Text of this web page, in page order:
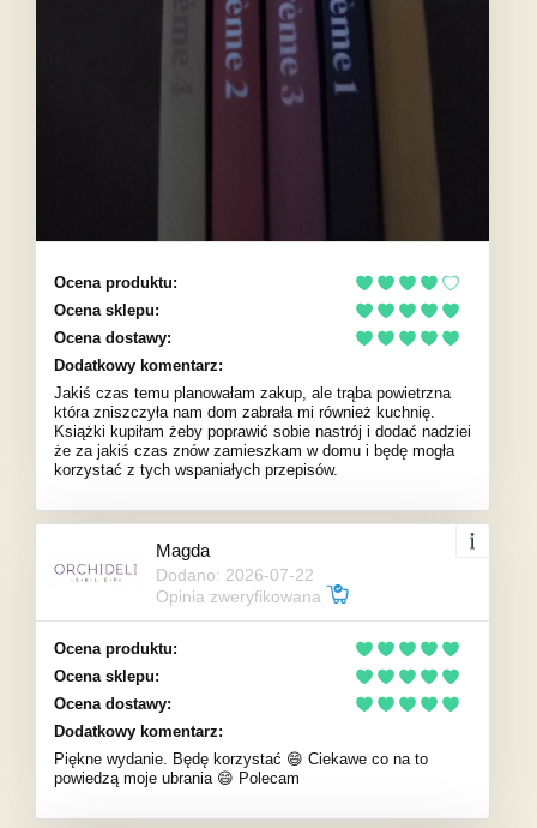
Ocena produktu:
Ocena sklepu:
Ocena dostawy:
Dodatkowy komentarz:
Jakiś czas temu planowałam zakup, ale trąba powietrzna
która zniszczyła nam dom zabrała mi również kuchnię.
Książki kupiłam żeby poprawić sobie nastrój i dodać nadziei
że za jakiś czas znów zamieszkam w domu i będę mogła
korzystać z tych wspaniałych przepisów.
Magda
Dodano: 2026-07-22
Opinia zweryfikowana
Ocena produktu:
Ocena sklepu:
Ocena dostawy:
Dodatkowy komentarz:
Piękne wydanie. Będę korzystać 😄 Ciekawe co na to
powiedzą moje ubrania 😄 Polecam